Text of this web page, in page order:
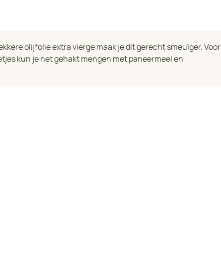
olijfolie extra vierge maak je dit gerecht smeuïger. Voor
kun je het gehakt mengen met paneermeel en